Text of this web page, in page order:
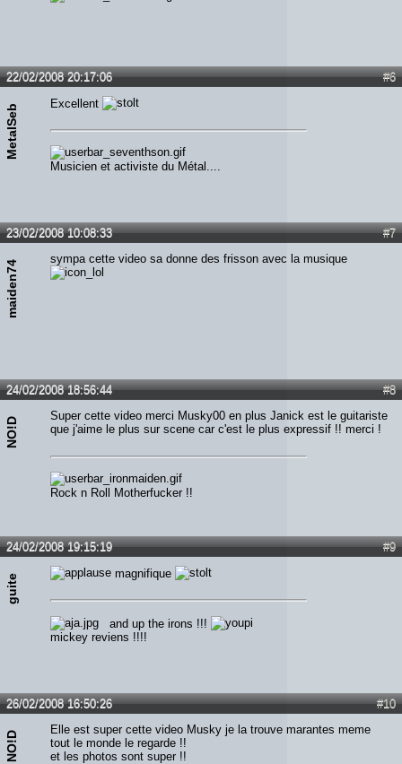
#6
22/02/2008 20:17:06
MetalSeb Excellent
Musicien et activiste du Métal....
#7
23/02/2008 10:08:33
maiden74
sympa cette video sa donne des frisson avec la musique
#8
24/02/2008 18:56:44
NO!D
Super cette video merci Musky00 en plus Janick est le guitariste
que j'aime le plus sur scene car c'est le plus expressif !! merci !
Rock n Roll Motherfucker !!
#9
24/02/2008 19:15:19
guite magnifique
and up the irons !!!
mickey reviens !!!!
#10
26/02/2008 16:50:26
NO!D
Elle est super cette video Musky je la trouve marantes meme
tout le monde le regarde !!
et les photos sont super !!